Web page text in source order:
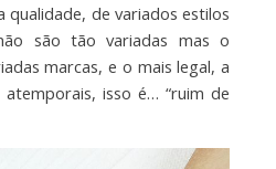
qualidade, de variados estilos
são tão variadas mas o
marcas, e o mais legal, a
isso é… “ruim de